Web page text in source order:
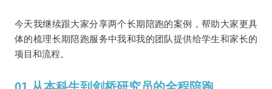
今天我继续跟大家分享两个长期陪跑的案例，帮助大家更具
体的梳理长期陪跑服务中我和我的团队提供给学生和家长的
项目和流程。